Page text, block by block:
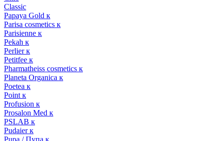
Classic
Papaya Gold к
Parisa cosmetics к
Parisienne к
Pekah к
Perlier к
Petitfee к
Pharmatheiss cosmetics к
Planeta Organica к
Poetea к
Point к
Profusion к
Prosalon Med к
PSLAB к
Pudaier к